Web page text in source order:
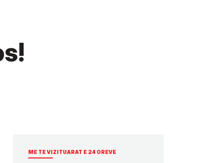
ME TE VIZITUARAT E 24 OREVE